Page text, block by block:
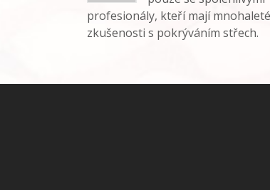
profesionály, kteří mají mnohaleté
zkušenosti s pokrýváním střech.